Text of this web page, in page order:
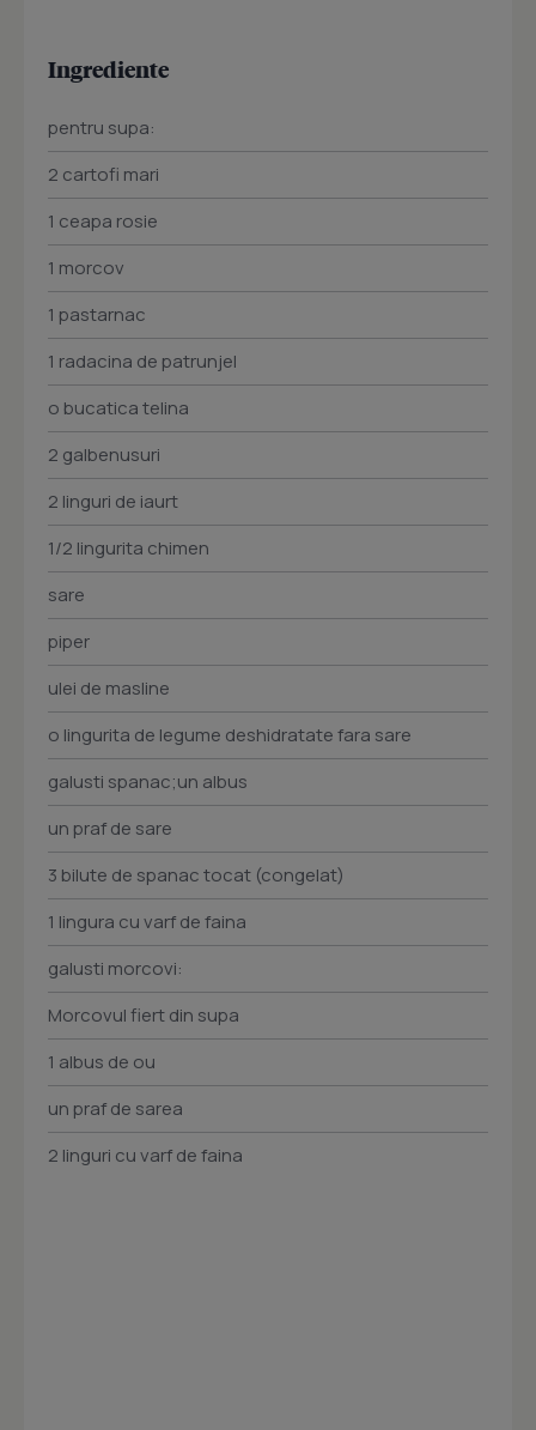
Ingrediente
pentru supa:
2 cartofi mari
1 ceapa rosie
1 morcov
1 pastarnac
1 radacina de patrunjel
o bucatica telina
2 galbenusuri
2 linguri de iaurt
1/2 lingurita chimen
sare
piper
ulei de masline
o lingurita de legume deshidratate fara sare
galusti spanac;un albus
un praf de sare
3 bilute de spanac tocat (congelat)
1 lingura cu varf de faina
galusti morcovi:
Morcovul fiert din supa
1 albus de ou
un praf de sarea
2 linguri cu varf de faina